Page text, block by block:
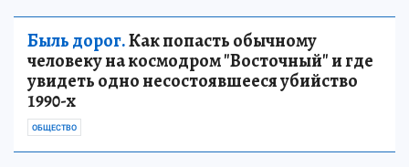
Быль дорог.Как попасть обычному
человеку на космодром "Восточный" и где
увидеть одно несостоявшееся убийство
1990-х
ОБЩЕСТВО